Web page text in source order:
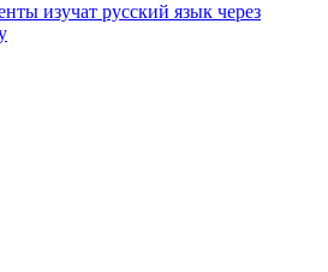
изучат русский язык через